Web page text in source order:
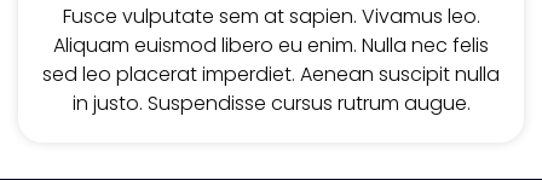
Fusce vulputate sem at sapien. Vivamus leo.
Aliquam euismod libero eu enim. Nulla nec felis
sed leo placerat imperdiet. Aenean suscipit nulla
in justo. Suspendisse cursus rutrum augue.